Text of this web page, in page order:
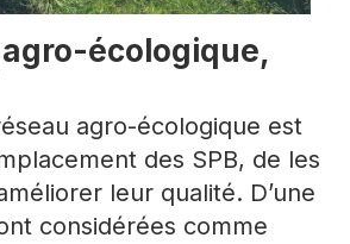
agro-écologique,
agro-écologique est
des SPB, de les
leur qualité. D’une
considérées comme